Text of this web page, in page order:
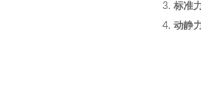
3. 标准
4. 动静